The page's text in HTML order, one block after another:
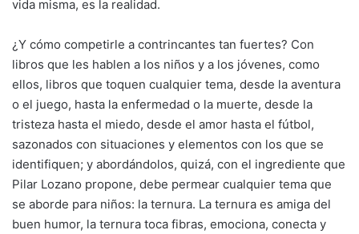
vida misma, es la realidad.
¿Y cómo competirle a contrincantes tan fuertes? Con
libros que les hablen a los niños y a los jóvenes, como
ellos, libros que toquen cualquier tema, desde la aventura
o el juego, hasta la enfermedad o la muerte, desde la
tristeza hasta el miedo, desde el amor hasta el fútbol,
sazonados con situaciones y elementos con los que se
identifiquen; y abordándolos, quizá, con el ingrediente que
Pilar Lozano propone, debe permear cualquier tema que
se aborde para niños: la ternura. La ternura es amiga del
buen humor, la ternura toca fibras, emociona, conecta y